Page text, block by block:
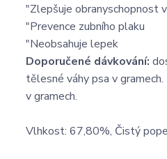
"Zlepšuje obranyschopnost
"Prevence zubního plaku
"Neobsahuje lepek
Doporučené dávkování:
tělesné váhy psa v
v gramech.
Vlhkost: 67,80%, Čistý